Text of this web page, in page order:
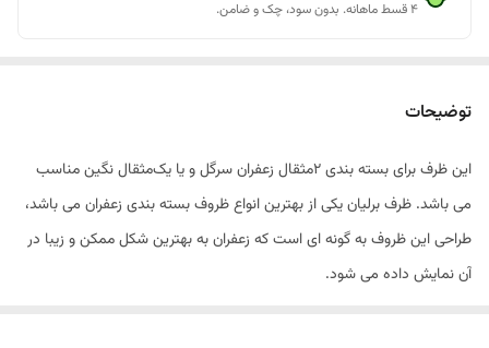
۴ قسط ماهانه. بدون سود، چک و ضامن.
توضیحات
این ظرف برای بسته بندی 2مثقال زعفران سرگل و یا یک‌مثقال نگین مناسب
می باشد. ظرف برلیان یکی از بهترین انواع ظروف بسته بندی زعفران می باشد،
طراحی این ظروف به گونه ای است که زعفران به بهترین شکل ممکن و زیبا در
آن نمایش داده می شود.